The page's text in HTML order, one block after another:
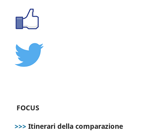
FOCUS
>>> Itinerari della comparazione